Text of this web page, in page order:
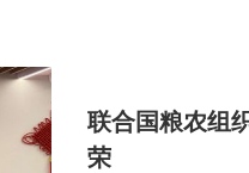
联合国粮农组
荣